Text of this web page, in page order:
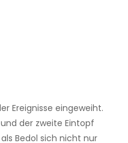
Ereignisse eingeweiht.
der zweite Eintopf
Bedol sich nicht nur